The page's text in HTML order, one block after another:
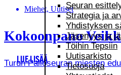
Seuran
Strategia ja
Yhdistyksen
Jäsenyys ja
Töihin Tepsiin
Uutisarkisto
Tietosuoja
Miehet, Uutiset
Kokoonpano
Turun Palloseuran miesten
LUE LISÄÄ